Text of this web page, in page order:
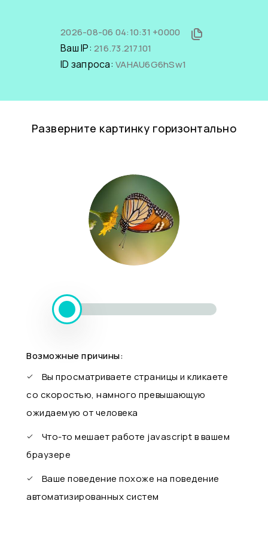
2026-08-06 04:10:31 +0000
Ваш IP: 216.73.217.101
ID запроса: VAHAU6G6hSw1
Разверните картинку горизонтально
Возможные причины:
Вы просматриваете страницы и кликаете
со скоростью, намного превышающую
ожидаемую от человека
Что-то мешает работе javascript в вашем
браузере
Ваше поведение похоже на поведение
автоматизированных систем